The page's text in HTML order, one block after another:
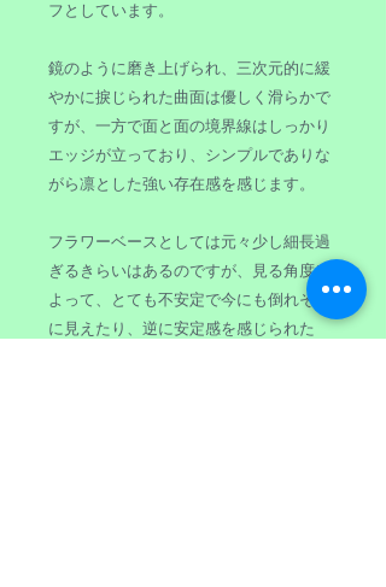
フとしています。
鏡のように磨き上げられ、三次元的に緩
やかに捩じられた曲面は優しく滑らかで
すが、一方で面と面の境界線はしっかり
エッジが立っており、シンプルでありな
がら凛とした強い存在感を感じます。
フラワーベースとしては元々少し細長過
ぎるきらいはあるのですが、見る角度に
よって、とても不安定で今にも倒れそう
に見えたり、逆に安定感を感じられた